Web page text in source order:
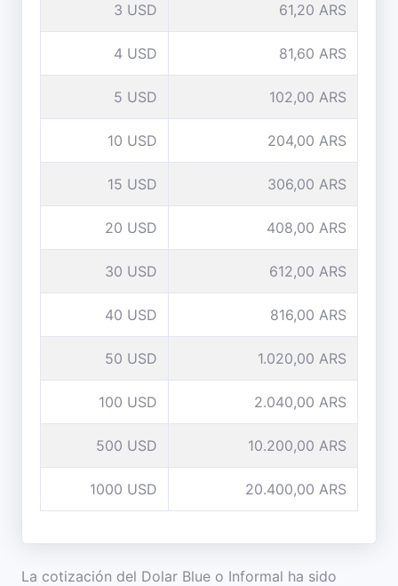
3 USD 61,20 ARS
4 USD 81,60 ARS
5 USD 102,00 ARS
10 USD 204,00 ARS
15 USD 306,00 ARS
20 USD 408,00 ARS
30 USD 612,00 ARS
40 USD 816,00 ARS
50 USD 1.020,00 ARS
100 USD 2.040,00 ARS
500 USD 10.200,00 ARS
1000 USD 20.400,00 ARS
La cotización del Dolar Blue o Informal ha sido